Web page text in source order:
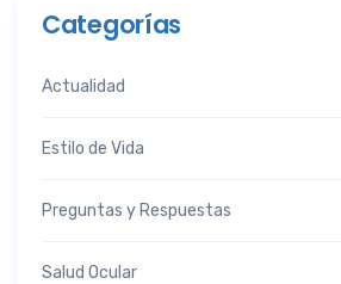
Categorías
Actualidad
Estilo de Vida
Preguntas y Respuestas
Salud Ocular